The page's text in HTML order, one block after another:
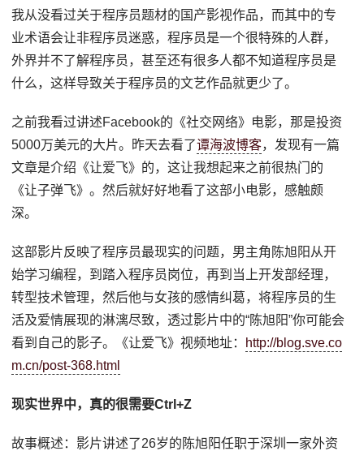
我从没看过关于程序员题材的国产影视作品，而其中的专
业术语会让非程序员迷惑，程序员是一个很特殊的人群，
外界并不了解程序员，甚至还有很多人都不知道程序员是
什么，这样导致关于程序员的文艺作品就更少了。
之前我看过讲述Facebook的《社交网络》电影，那是投资
5000万美元的大片。昨天去看了谭海波博客，发现有一篇
文章是介绍《让爱飞》的，这让我想起来之前很热门的
《让子弹飞》。然后就好好地看了这部小电影，感触颇
深。
这部影片反映了程序员最现实的问题，男主角陈旭阳从开
始学习编程，到踏入程序员岗位，再到当上开发部经理，
转型技术管理，然后他与女孩的感情纠葛，将程序员的生
活及爱情展现的淋漓尽致，透过影片中的“陈旭阳”你可能会
看到自己的影子。《让爱飞》视频地址： http://blog.sve.co
m.cn/post-368.html
现实世界中，真的很需要Ctrl+Z
故事概述：影片讲述了26岁的陈旭阳任职于深圳一家外资